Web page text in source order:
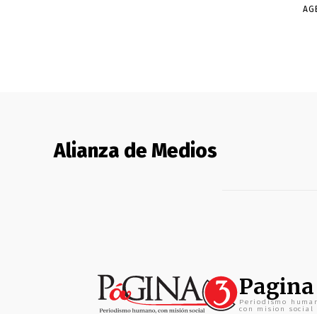
Alianza de Medios
Periodismo
con mision social